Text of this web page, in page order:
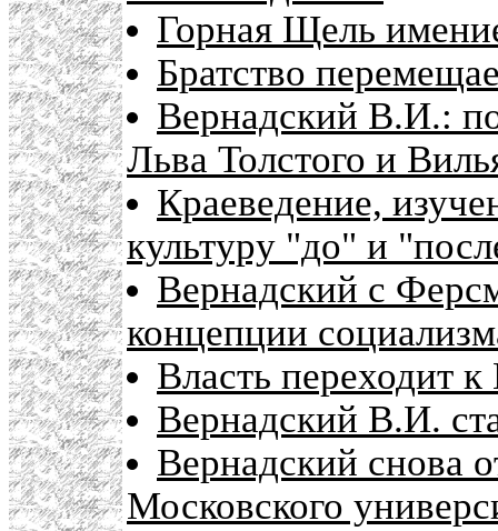
Горная Щель
Братство
Вернадский В.И.:
Льва Толстого и
Краеведение,
культуру "до" и
Вернадский с
концепции
Власть переходит
Вернадский В.И.
Вернадский снова
Московского